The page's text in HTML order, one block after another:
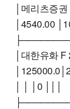
│메리츠증
│4540.00
│대한유화
│ │ │0 │││